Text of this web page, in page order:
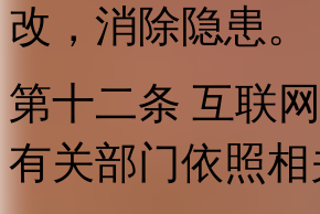
改，消除隐患。
第十二条 互联
有关部门依照